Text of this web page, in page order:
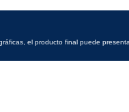
el producto final puede